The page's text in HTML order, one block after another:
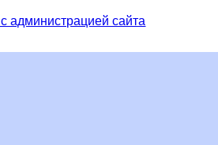
администрацией сайта